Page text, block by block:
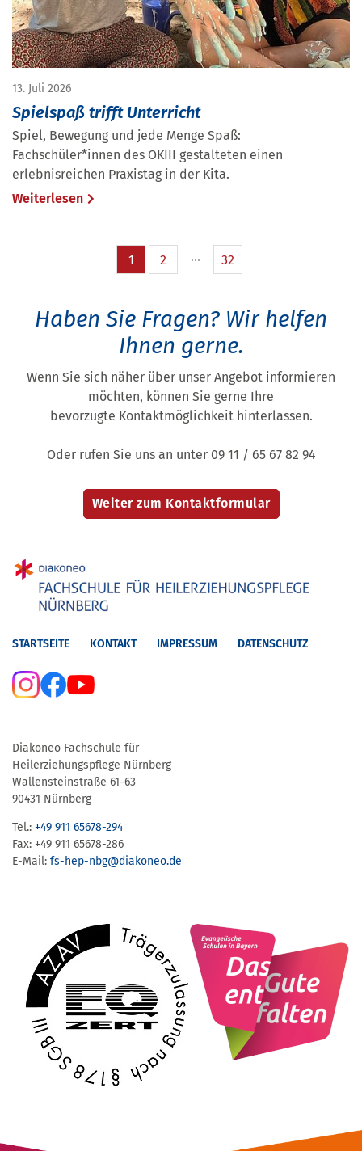
13. Juli 2026
Spielspaß trifft Unterricht
Spiel, Bewegung und jede Menge Spaß:
Fachschüler*innen des OKIII gestalteten einen
erlebnisreichen Praxistag in der Kita.
Weiterlesen
1 2 32
Haben Sie Fragen? Wir helfen
Ihnen gerne.
Wenn Sie sich näher über unser Angebot informieren
möchten, können Sie gerne Ihre
bevorzugte Kontaktmöglichkeit hinterlassen.
Oder rufen Sie uns an unter 09 11 / 65 67 82 94
STARTSEITE KONTAKT IMPRESSUM DATENSCHUTZ
Diakoneo Fachschule für
Heilerziehungspflege Nürnberg
Wallensteinstraße 61-63
90431 Nürnberg
Tel.: +49 911 65678-294
Fax: +49 911 65678-286
E-Mail: fs-hep-nbg​@diakoneo.de